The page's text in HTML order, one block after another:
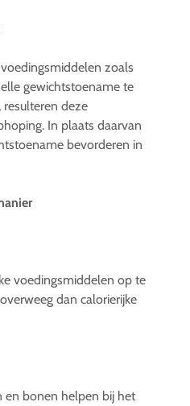
zoals
gewichtstoename te
deze
In plaats daarvan
bevorderen in
voedingsmiddelen op te
dan calorierijke
en bonen helpen bij het